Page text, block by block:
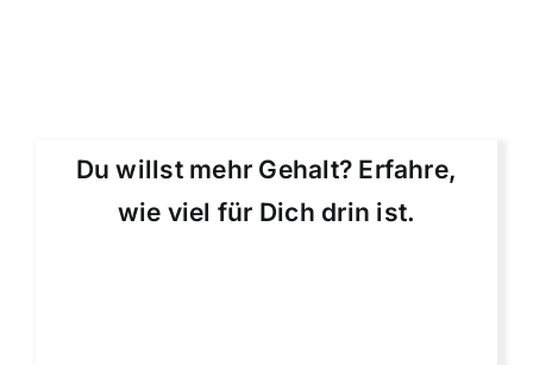
Du willst mehr Gehalt? Erfahre,
wie viel für Dich drin ist.